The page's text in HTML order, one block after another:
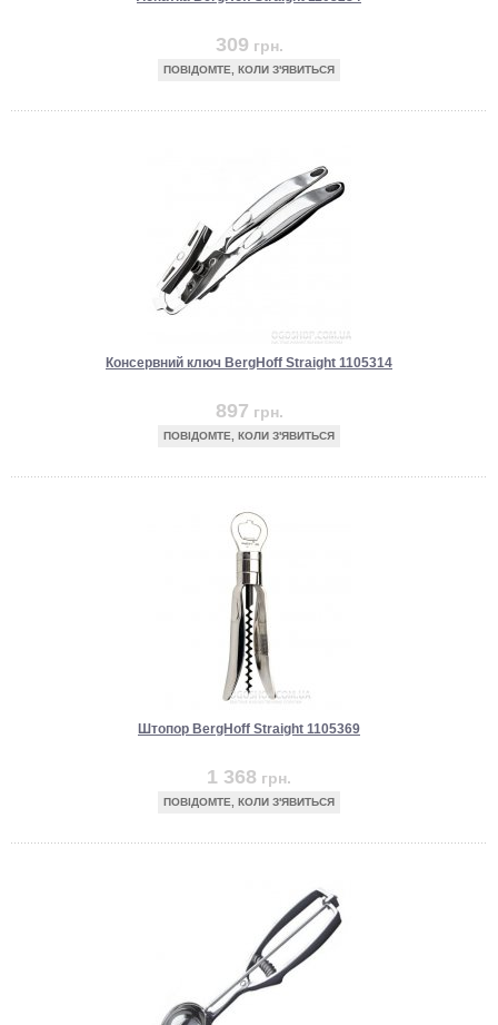
309 грн.
ПОВІДОМТЕ, КОЛИ З'ЯВИТЬСЯ
Консервний ключ BergHoff Straight 1105314
897 грн.
ПОВІДОМТЕ, КОЛИ З'ЯВИТЬСЯ
Штопор BergHoff Straight 1105369
1 368 грн.
ПОВІДОМТЕ, КОЛИ З'ЯВИТЬСЯ